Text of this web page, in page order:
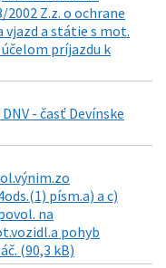
2002 Z.z. o ochrane
vjazd a státie s mot.
príjazdu k
- časť Devínske
písm.a) a c)
na
pohyb
(90,3 kB)